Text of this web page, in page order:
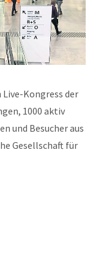
Live-Kongress der
1000 aktiv
und Besucher aus
Gesellschaft für